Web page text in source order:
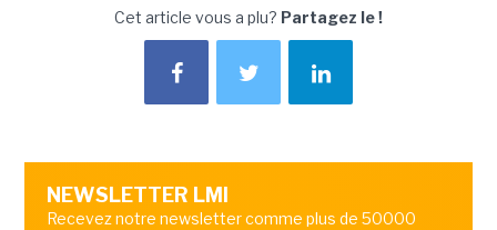
Cet article vous a plu? Partagez le !
NEWSLETTER LMI
Recevez notre newsletter comme plus de 50000